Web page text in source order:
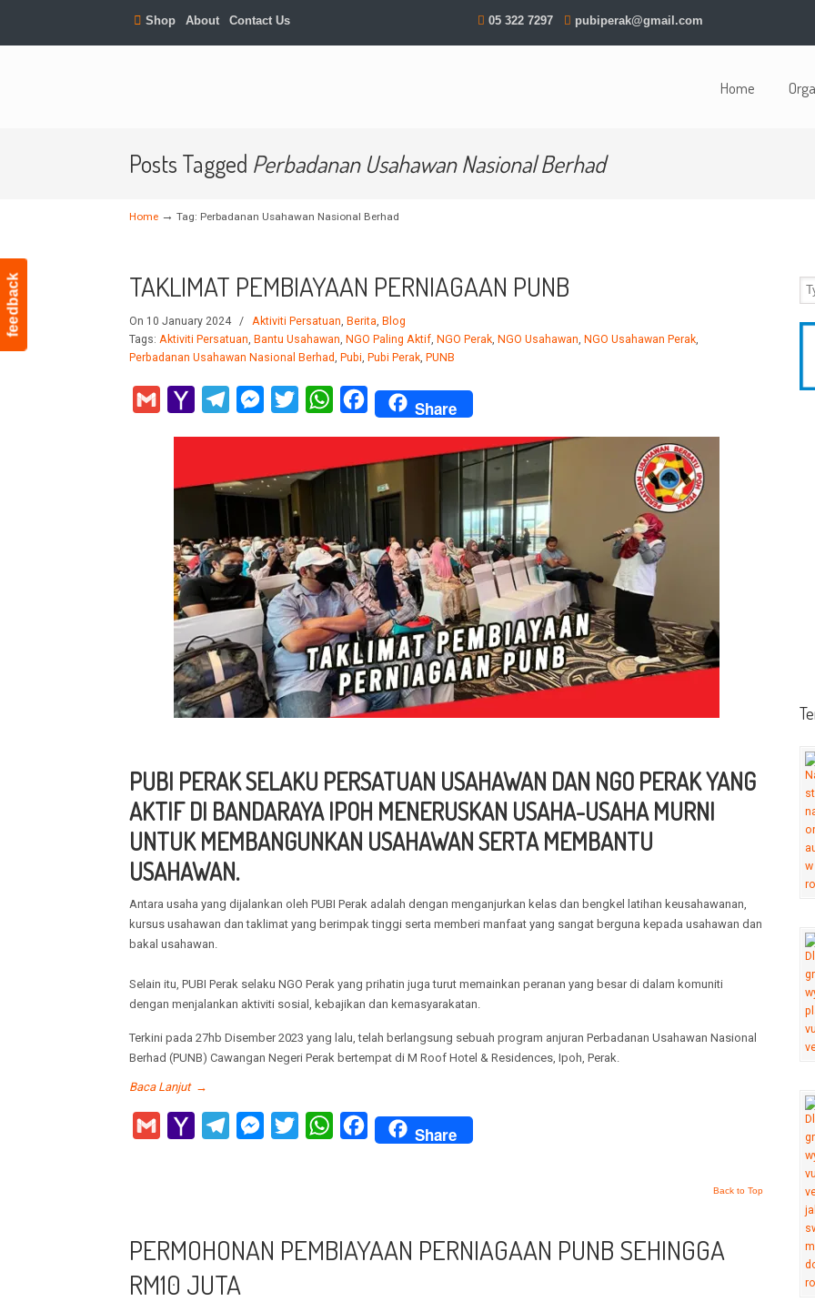
feedback
Shop About Contact Us 05 322 7297 pubiperak@gmail.com
Home
Posts Tagged Perbadanan Usahawan Nasional Berhad
Home → Tag: Perbadanan Usahawan Nasional Berhad
TAKLIMAT PEMBIAYAAN PERNIAGAAN PUNB
On 10 January 2024 / Aktiviti Persatuan, Berita, Blog
Tags: Aktiviti Persatuan, Bantu Usahawan, NGO Paling Aktif, NGO Perak, NGO Usahawan, NGO Usahawan Perak,
Perbadanan Usahawan Nasional Berhad, Pubi, Pubi Perak, PUNB
Gmail
Yahoo
TelegramMessenger
Twitter WhatsAppFacebookShare
PUBI PERAK SELAKU PERSATUAN USAHAWAN DAN NGO PERAK YANG
AKTIF DI BANDARAYA IPOH MENERUSKAN USAHA-USAHA MURNI
UNTUK MEMBANGUNKAN USAHAWAN SERTA MEMBANTU
USAHAWAN.
Antara usaha yang dijalankan oleh PUBI Perak adalah dengan menganjurkan kelas dan bengkel latihan keusahawanan,
kursus usahawan dan taklimat yang berimpak tinggi serta memberi manfaat yang sangat berguna kepada usahawan dan
bakal usahawan.
Selain itu, PUBI Perak selaku NGO Perak yang prihatin juga turut memainkan peranan yang besar di dalam komuniti
dengan menjalankan aktiviti sosial, kebajikan dan kemasyarakatan.
Terkini pada 27hb Disember 2023 yang lalu, telah berlangsung sebuah program anjuran Perbadanan Usahawan Nasional
Berhad (PUNB) Cawangan Negeri Perak bertempat di M Roof Hotel & Residences, Ipoh, Perak.
Baca Lanjut →
Gmail
Yahoo
TelegramMessenger
Twitter WhatsAppFacebookShare
Back to Top
PERMOHONAN PEMBIAYAAN PERNIAGAAN PUNB SEHINGGA
RM10 JUTA